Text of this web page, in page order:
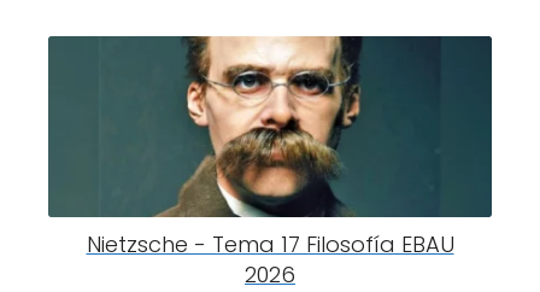
Nietzsche - Tema 17 Filosofía EBAU
2026